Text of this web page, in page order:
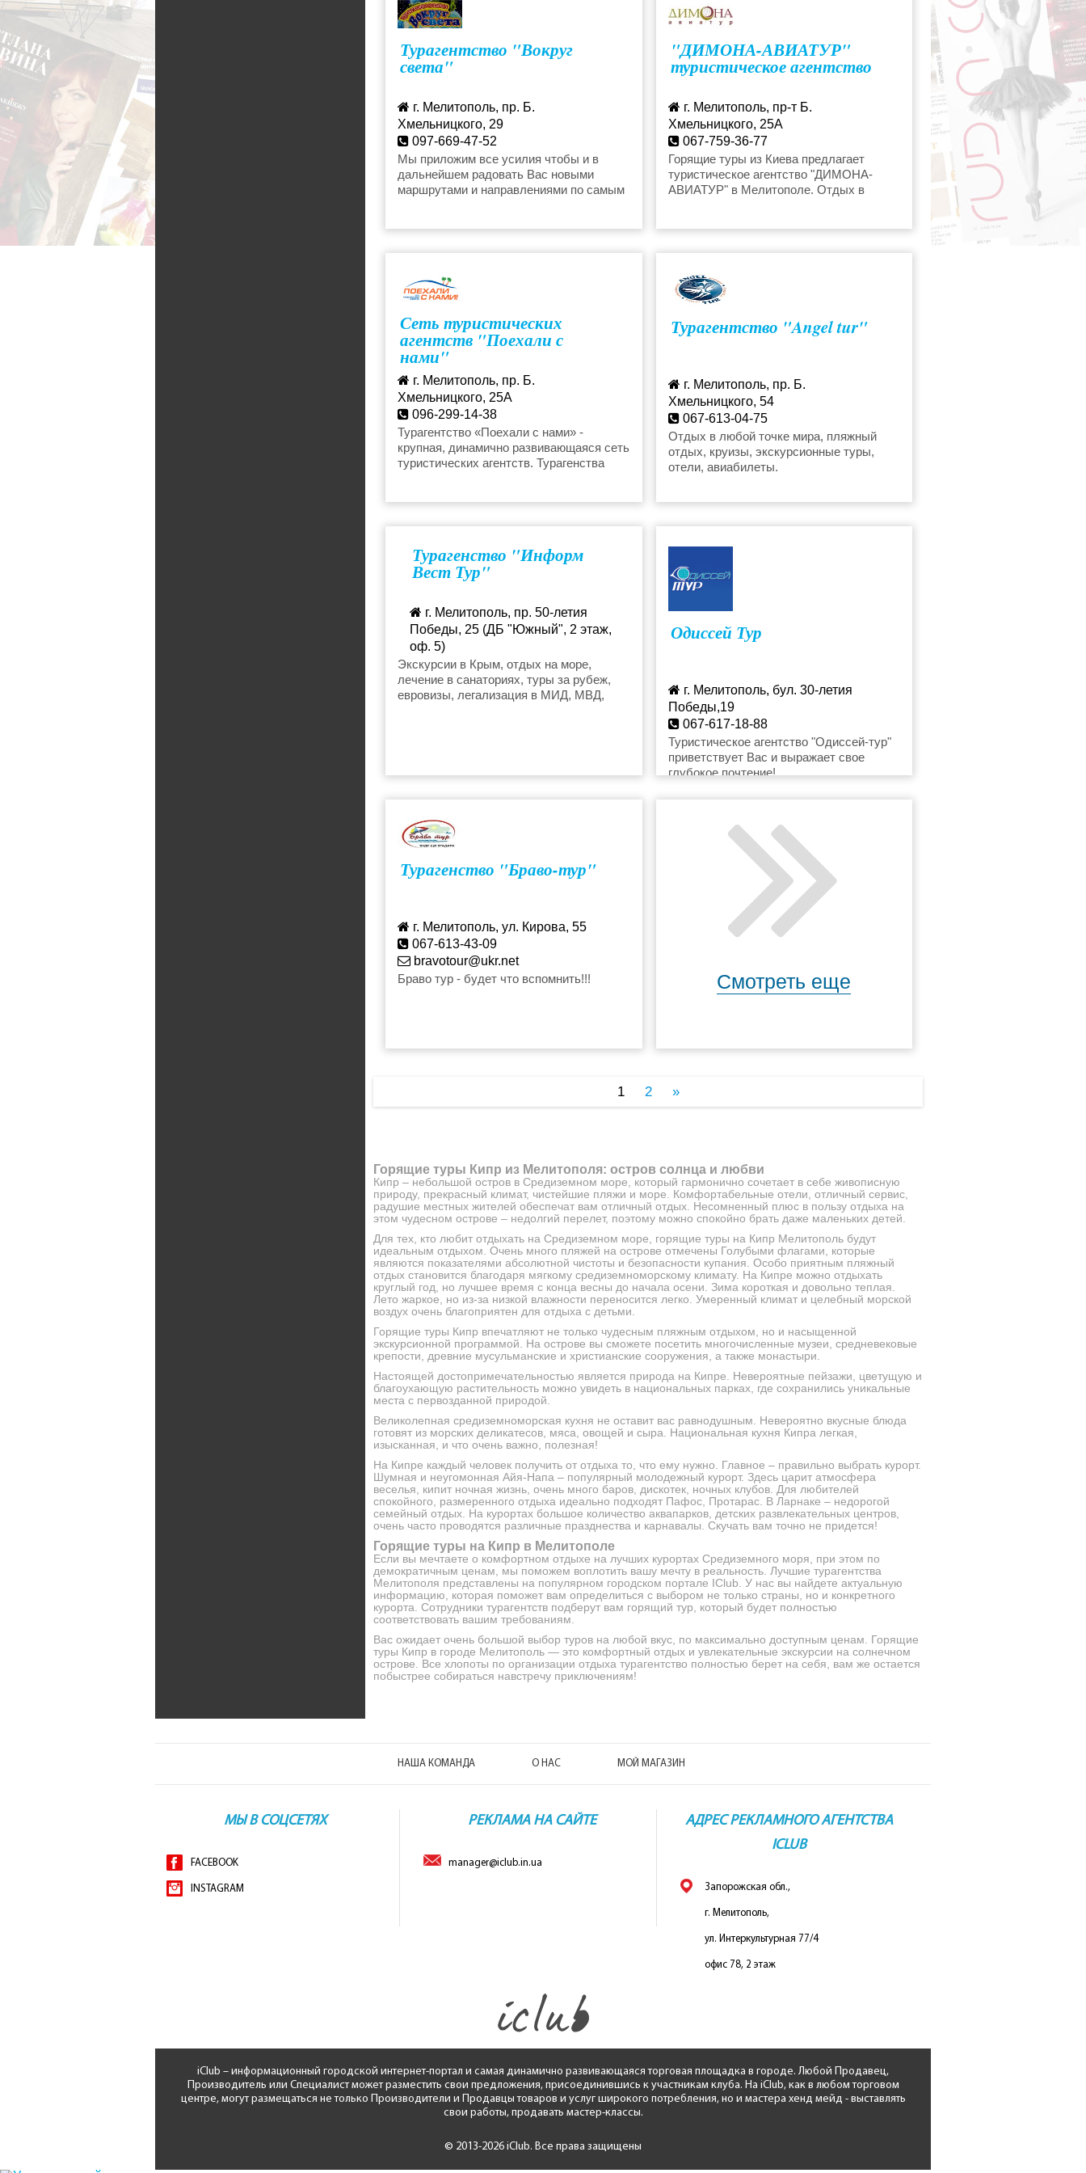
Горящие туры в Испанию Горящие туры в Индию
Горящие туры в Израиль Горящие туры в Египет
Горящие туры в Европу Горящие туры в Доминикану
Горящие туры в Грецию Горящие туры в Болгарию
Турагентство "Вокруг
света"
г. Мелитополь, пр. Б.
Хмельницкого, 29
097-669-47-52
vokrug.mel@gmail.com
Мы приложим все усилия чтобы и в
дальнейшем радовать Вас новыми
маршрутами и направлениями по самым
"ДИМОНА-АВИАТУР"
туристическое агентство
г. Мелитополь, пр-т Б.
Хмельницкого, 25А
067-759-36-77
Горящие туры из Киева предлагает
туристическое агентство "ДИМОНА-
АВИАТУР" в Мелитополе. Отдых в
Сеть туристических
агентств "Поехали с
нами"
г. Мелитополь, пр. Б.
Хмельницкого, 25А
096-299-14-38
melitopol@poehalisnami.com
Турагентство «Поехали с нами» -
крупная, динамично развивающаяся сеть
туристических агентств. Турагенства
Турагентство "Angel tur"
г. Мелитополь, пр. Б.
Хмельницкого, 54
067-613-04-75
angeltur@mail.ru
Отдых в любой точке мира, пляжный
отдых, круизы, экскурсионные туры,
отели, авиабилеты.
Турагенство "Информ
Вест Тур"
г. Мелитополь, пр. 50-летия
Победы, 25 (ДБ "Южный", 2 этаж,
оф. 5)
067-703-66-97
infovest@mail.ru
Экскурсии в Крым, отдых на море,
лечение в санаториях, туры за рубеж,
евровизы, легализация в МИД, МВД,
Одиссей Тур
г. Мелитополь, бул. 30-летия
Победы,19
067-617-18-88
odisseytur888@yandex.ru
Туристическое агентство "Одиссей-тур"
приветствует Вас и выражает свое
глубокое почтение!
Турагенство "Браво-тур"
г. Мелитополь, ул. Кирова, 55
067-613-43-09
bravotour@ukr.net
Браво тур - будет что вспомнить!!!
Смотреть еще
1 2 »
Горящие туры Кипр из Мелитополя: остров солнца и любви
Кипр – небольшой остров в Средиземном море, который гармонично сочетает в себе живописную
природу, прекрасный климат, чистейшие пляжи и море. Комфортабельные отели, отличный сервис,
радушие местных жителей обеспечат вам отличный отдых. Несомненный плюс в пользу отдыха на
этом чудесном острове – недолгий перелет, поэтому можно спокойно брать даже маленьких детей.
Для тех, кто любит отдыхать на Средиземном море, горящие туры на Кипр Мелитополь будут
идеальным отдыхом. Очень много пляжей на острове отмечены Голубыми флагами, которые
являются показателями абсолютной чистоты и безопасности купания. Особо приятным пляжный
отдых становится благодаря мягкому средиземноморскому климату. На Кипре можно отдыхать
круглый год, но лучшее время с конца весны до начала осени. Зима короткая и довольно теплая.
Лето жаркое, но из-за низкой влажности переносится легко. Умеренный климат и целебный морской
воздух очень благоприятен для отдыха с детьми.
Горящие туры Кипр впечатляют не только чудесным пляжным отдыхом, но и насыщенной
экскурсионной программой. На острове вы сможете посетить многочисленные музеи, средневековые
крепости, древние мусульманские и христианские сооружения, а также монастыри.
Настоящей достопримечательностью является природа на Кипре. Невероятные пейзажи, цветущую и
благоухающую растительность можно увидеть в национальных парках, где сохранились уникальные
места с первозданной природой.
Великолепная средиземноморская кухня не оставит вас равнодушным. Невероятно вкусные блюда
готовят из морских деликатесов, мяса, овощей и сыра. Национальная кухня Кипра легкая,
изысканная, и что очень важно, полезная!
На Кипре каждый человек получить от отдыха то, что ему нужно. Главное – правильно выбрать курорт.
Шумная и неугомонная Айя-Напа – популярный молодежный курорт. Здесь царит атмосфера
веселья, кипит ночная жизнь, очень много баров, дискотек, ночных клубов. Для любителей
спокойного, размеренного отдыха идеально подходят Пафос, Протарас. В Ларнаке – недорогой
семейный отдых. На курортах большое количество аквапарков, детских развлекательных центров,
очень часто проводятся различные празднества и карнавалы. Скучать вам точно не придется!
Горящие туры на Кипр в Мелитополе
Если вы мечтаете о комфортном отдыхе на лучших курортах Средиземного моря, при этом по
демократичным ценам, мы поможем воплотить вашу мечту в реальность. Лучшие турагентства
Мелитополя представлены на популярном городском портале IClub. У нас вы найдете актуальную
информацию, которая поможет вам определиться с выбором не только страны, но и конкретного
курорта. Сотрудники турагентств подберут вам горящий тур, который будет полностью
соответствовать вашим требованиям.
Вас ожидает очень большой выбор туров на любой вкус, по максимально доступным ценам. Горящие
туры Кипр в городе Мелитополь — это комфортный отдых и увлекательные экскурсии на солнечном
острове. Все хлопоты по организации отдыха турагентство полностью берет на себя, вам же остается
побыстрее собираться навстречу приключениям!
НАША КОМАНДА О НАС МОЙ МАГАЗИН
МЫ В СОЦСЕТЯХ
FACEBOOK
INSTAGRAM
РЕКЛАМА НА САЙТЕ
manager@iclub.in.ua
АДРЕС РЕКЛАМНОГО АГЕНТСТВА
ICLUB
Запорожская обл.,
г. Мелитополь,
ул. Интеркультурная 77/4
офис 78, 2 этаж
iClub – информационный городской интернет-портал и самая динамично развивающаяся торговая площадка в городе. Любой Продавец,
Производитель или Специалист может разместить свои предложения, присоединившись к участникам клуба. На iClub, как в любом торговом
центре, могут размещаться не только Производители и Продавцы товаров и услуг широкого потребления, но и мастера хенд мейд - выставлять
свои работы, продавать мастер-классы.
© 2013-2026 iClub. Все права защищены